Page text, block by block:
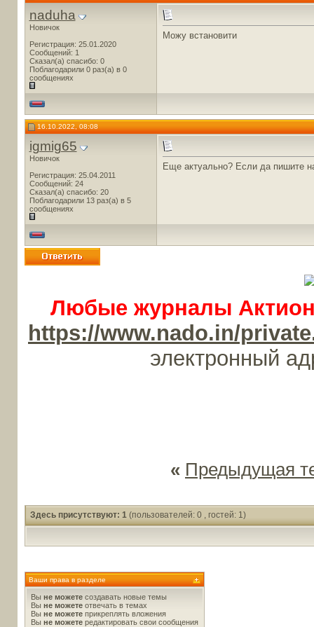
naduha
Новичок
Регистрация: 25.01.2020
Сообщений: 1
Сказал(а) спасибо: 0
Поблагодарили 0 раз(а) в 0
сообщениях
Можу встановити
16.10.2022, 08:08
igmig65
Новичок
Регистрация: 25.04.2011
Сообщений: 24
Сказал(а) спасибо: 20
Поблагодарили 13 раз(а) в 5
сообщениях
Еще актуально? Если да пишите
Любые журналы
https://www.nado.in/
электронный
« Предыдущая
Здесь присутствуют: 1 (пользователей: 0 , гостей: 1)
Ваши права в разделе
Вы не можетесоздавать новые темы
Вы не можетеотвечать в темах
Вы не можетеприкреплять вложения
Вы не можетередактировать свои сообщения